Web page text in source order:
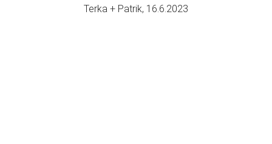
Terka + Patrik, 16.6.2023